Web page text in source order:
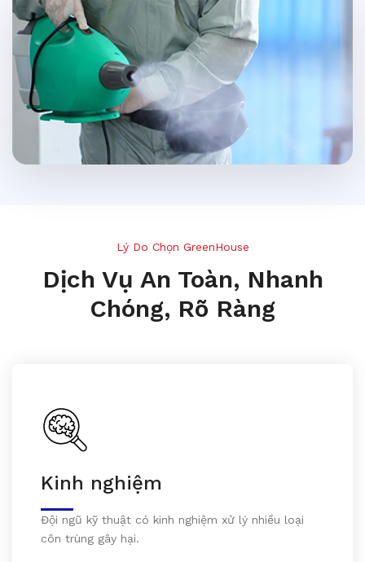
Lý Do Chọn GreenHouse
Dịch Vụ An Toàn, Nhanh
Chóng, Rõ Ràng
Kinh nghiệm
Đội ngũ kỹ thuật có kinh nghiệm xử lý nhiều loại
côn trùng gây hại.